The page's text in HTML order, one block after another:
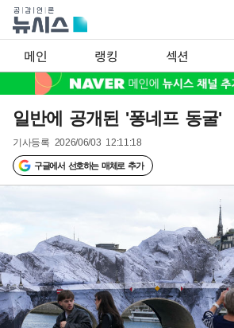
메인 랭킹 섹션
일반에 공개된 '퐁네프 동굴'
기사등록 2026/06/03 12:11:18
구글에서 선호하는 매체로 추가